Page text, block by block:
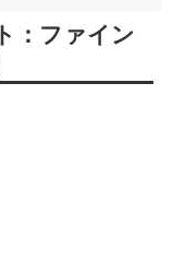
：ファイン